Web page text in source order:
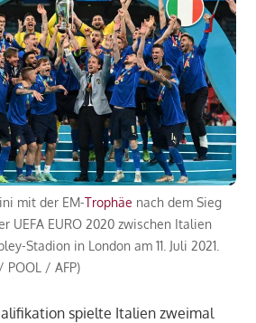
mit der EM-Trophäe nach dem Sieg
UEFA EURO 2020 zwischen Italien
Stadion in London am 11. Juli 2021.
POOL / AFP)
spielte Italien zweimal